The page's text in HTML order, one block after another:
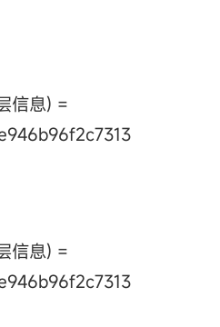
信息) =
信息) =